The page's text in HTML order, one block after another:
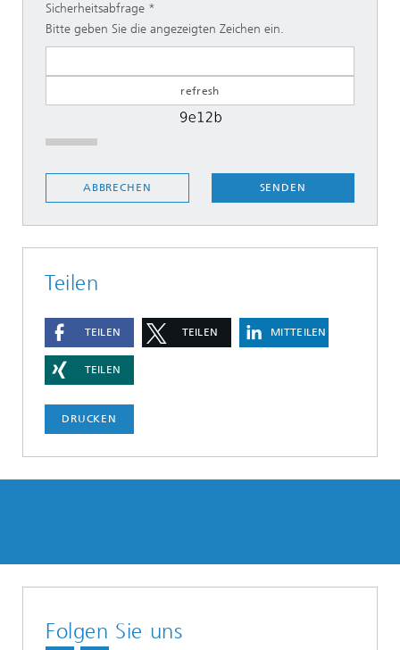
Sicherheitsabfrage
Bitte geben Sie die angezeigten Zeichen ein.
SENDEN
ABBRECHEN
Teilen
TEILEN TEILEN MITTEILEN
TEILEN
DRUCKEN
Folgen Sie uns